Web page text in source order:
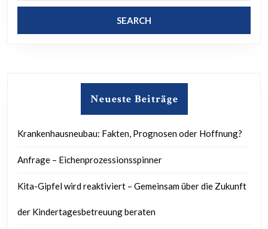
Neueste Beiträge
Krankenhausneubau: Fakten, Prognosen oder Hoffnung?
Anfrage – Eichenprozessionsspinner
Kita-Gipfel wird reaktiviert – Gemeinsam über die Zukunft
der Kindertagesbetreuung beraten